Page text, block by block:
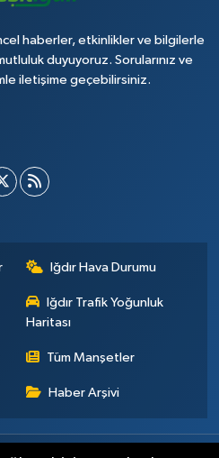
haberler, etkinlikler ve bilgilerle
duyuyoruz. Sorularınız ve
iletişime geçebilirsiniz.
Iğdır Hava Durumu
Iğdır Trafik Yoğunluk
Haritası
Tüm Manşetler
Haber Arşivi